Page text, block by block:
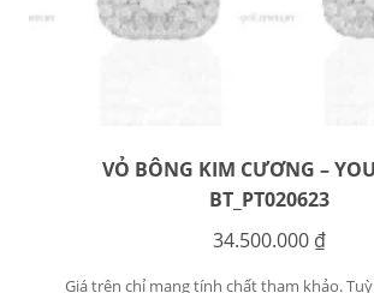
VỎ BÔNG KIM CƯƠNG –
BT_PT020623
34.500.000 ₫
Giá trên chỉ mang tính chất tham khảo.